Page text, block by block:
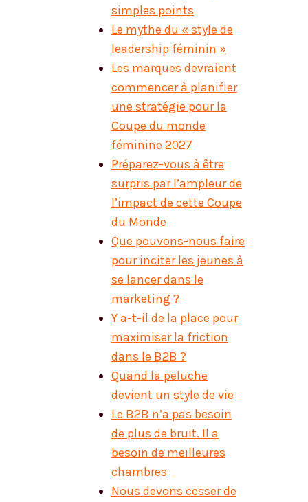
simples points
Le mythe du « style de
leadership féminin »
Les marques devraient
commencer à planifier
une stratégie pour la
Coupe du monde
féminine 2027
Préparez-vous à être
surpris par l’ampleur de
l’impact de cette Coupe
du Monde
Que pouvons-nous faire
pour inciter les jeunes à
se lancer dans le
marketing ?
Y a-t-il de la place pour
maximiser la friction
dans le B2B ?
Quand la peluche
devient un style de vie
Le B2B n’a pas besoin
de plus de bruit. Il a
besoin de meilleures
chambres
Nous devons cesser de